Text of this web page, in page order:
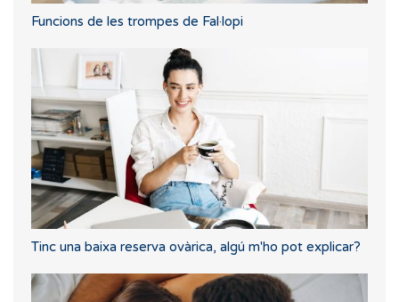
Funcions de les trompes de Fal·lopi
Tinc una baixa reserva ovàrica, algú m'ho pot explicar?